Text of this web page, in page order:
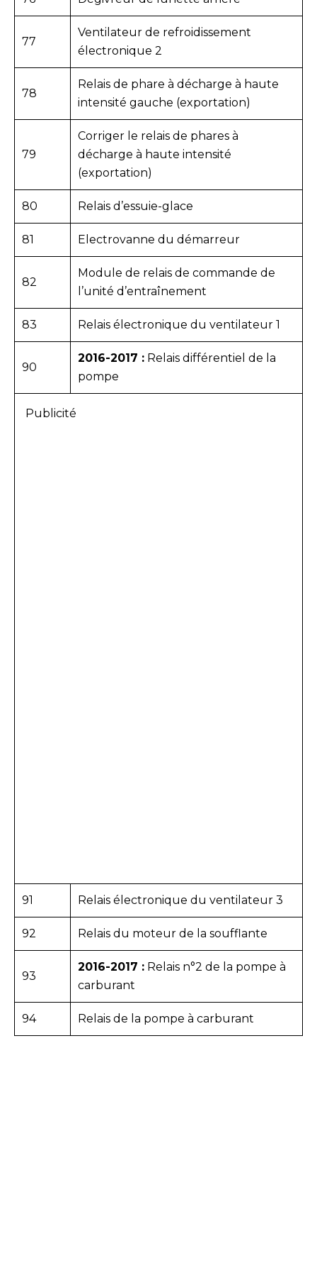
77
Ventilateur de refroidissement
électronique 2
78
Relais de phare à décharge à haute
intensité gauche (exportation)
79
Corriger le relais de phares à
décharge à haute intensité
(exportation)
80 Relais d’essuie-glace
81 Electrovanne du démarreur
82
Module de relais de commande de
l’unité d’entraînement
83 Relais électronique du ventilateur 1
90
2016-2017 : Relais différentiel de la
pompe
Publicité
91 Relais électronique du ventilateur 3
92 Relais du moteur de la soufflante
93
2016-2017 : Relais n°2 de la pompe à
carburant
94 Relais de la pompe à carburant